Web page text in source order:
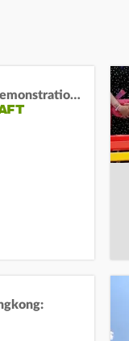
Auto-Anschlag auf Demonstration in München: